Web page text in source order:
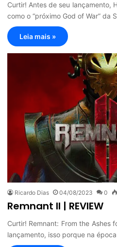
Curtir! Antes de seu lançamento,
como o “próximo God of War” da
Leia mais »
Ricardo Dias 04/08/2023 0
Remnant II | REVIEW
Curtir! Remnant: From the Ashes
lançamento, isso porque na